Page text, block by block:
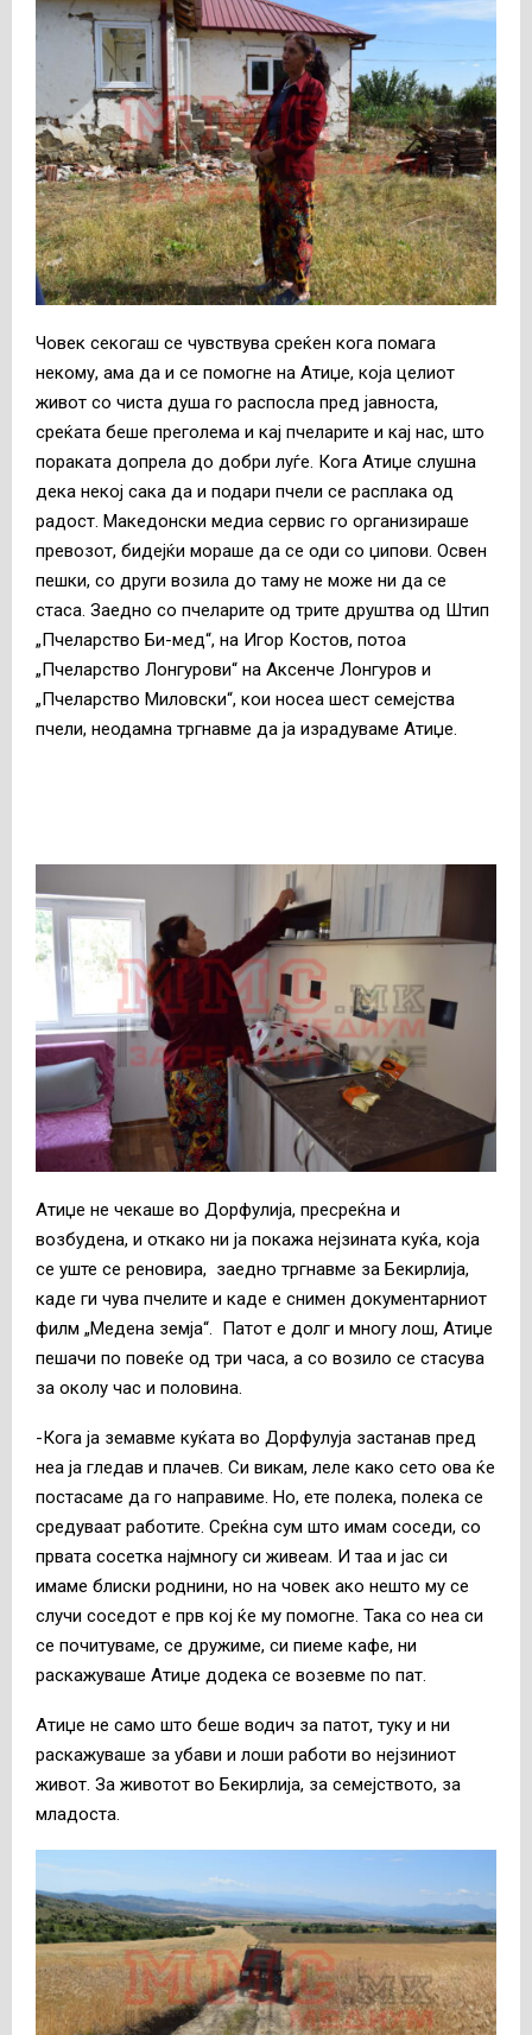
Човек секогаш се чувствува среќен кога помага
некому, ама да и се помогне на Атиџе, која целиот
живот со чиста душа го распосла пред јавноста,
среќата беше преголема и кај пчеларите и кај нас, што
пораката допрела до добри луѓе. Кога Атиџе слушна
дека некој сака да и подари пчели се расплака од
радост. Македонски медиа сервис го организираше
превозот, бидејќи мораше да се оди со џипови. Освен
пешки, со други возила до таму не може ни да се
стаса. Заедно со пчеларите од трите друштва од Штип
„Пчеларство Би-мед“, на Игор Костов, потоа
„Пчеларство Лонгурови“ на Аксенче Лонгуров и
„Пчеларство Миловски“, кои носеа шест семејства
пчели, неодамна тргнавме да ја израдуваме Атиџе.
Атиџе не чекаше во Дорфулија, пресреќна и
возбудена, и откако ни ја покажа нејзината куќа, која
се уште се реновира, заедно тргнавме за Бекирлија,
каде ги чува пчелите и каде е снимен документарниот
филм „Медена земја“. Патот е долг и многу лош, Атиџе
пешачи по повеќе од три часа, а со возило се стасува
за околу час и половина.
-Кога ја земавме куќата во Дорфулуја застанав пред
неа ја гледав и плачев. Си викам, леле како сето ова ќе
постасаме да го направиме. Но, ете полека, полека се
средуваат работите. Среќна сум што имам соседи, со
првата сосетка најмногу си живеам. И таа и јас си
имаме блиски роднини, но на човек ако нешто му се
случи соседот е прв кој ќе му помогне. Така со неа си
се почитуваме, се дружиме, си пиеме кафе, ни
раскажуваше Атиџе додека се возевме по пат.
Атиџе не само што беше водич за патот, туку и ни
раскажуваше за убави и лоши работи во нејзиниот
живот. За животот во Бекирлија, за семејството, за
младоста.